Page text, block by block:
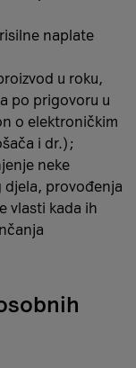
naplate
u roku,
po prigovoru u
o elektroničkim
i dr.);
neke
djela, provođenja
vlasti kada ih